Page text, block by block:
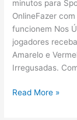
minutos para
OnlineFazer
funcionem Nos
jogadores
Amarelo e
Irregusadas.
Read More »